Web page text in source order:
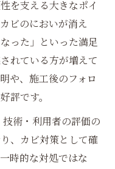
を支える大きなポイ
ビのにおいが消え
った」といった満足
れている方が増えて
や、施工後のフォロ
評です。
術・利用者の評価の
、カビ対策として確
時的な対処ではな